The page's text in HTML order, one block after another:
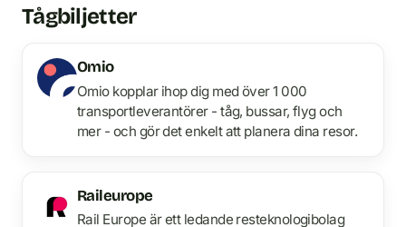
Tågbiljetter
Omio
Omio kopplar ihop dig med över 1 000
transportleverantörer - tåg, bussar, flyg och
mer - och gör det enkelt att planera dina resor.
Raileurope
Rail Europe är ett ledande resteknologibolag